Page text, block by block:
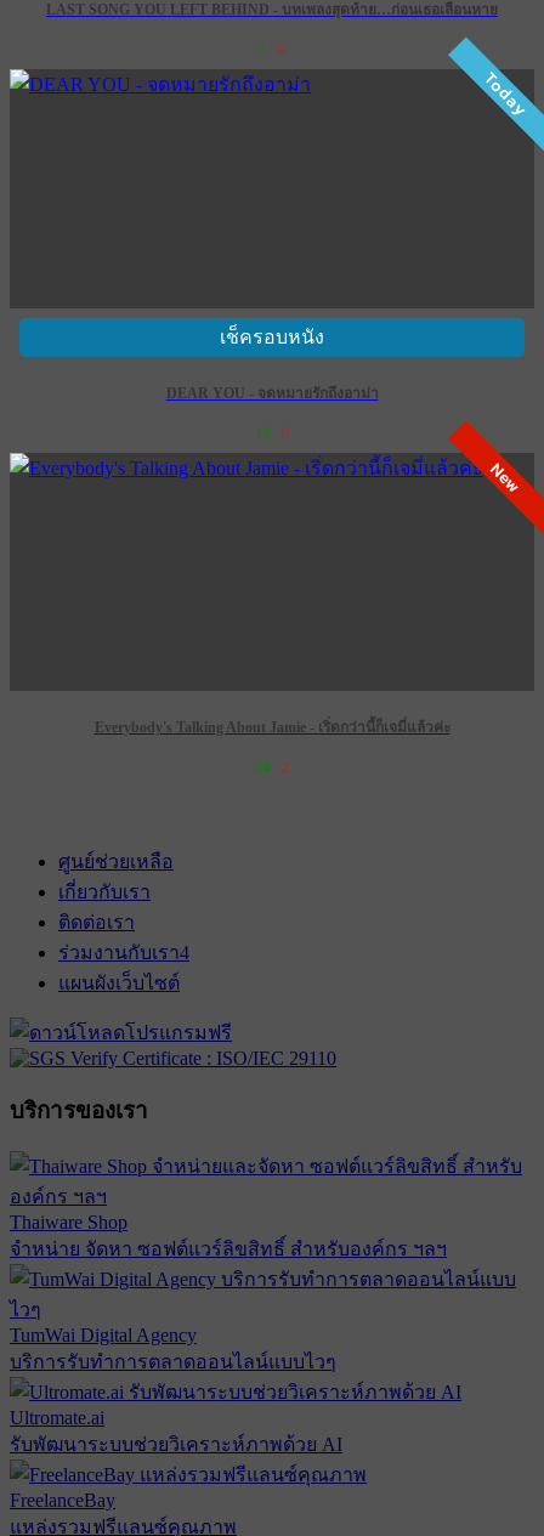
LAST SONG YOU LEFT BEHIND - บทเพลงสุดท้าย…ก่อนเธอเลือนหาย
2 0
Today
เช็ครอบหนัง
DEAR YOU - จดหมายรักถึงอาม่า
13 0
New
Everybody's Talking About Jamie - เริ่ดกว่านี้ก็เจมี่แล้วค่ะ
34 2
ศูนย์ช่วยเหลือ
เกี่ยวกับเรา
ติดต่อเรา
ร่วมงานกับเรา4
แผนผังเว็บไซต์
บริการของเรา
Thaiware Shop
จำหน่าย จัดหา ซอฟต์แวร์ลิขสิทธิ์ สำหรับองค์กร ฯลฯ
TumWai Digital Agency
บริการรับทำการตลาดออนไลน์แบบไวๆ
Ultromate.ai
รับพัฒนาระบบช่วยวิเคราะห์ภาพด้วย AI
FreelanceBay
แหล่งรวมฟรีแลนซ์คุณภาพ